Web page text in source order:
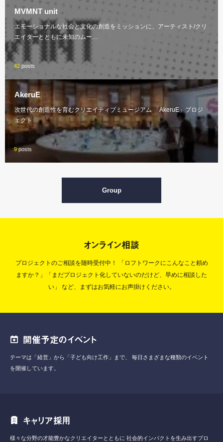
MVMNT unit
エモーショナルな社会と文化の創造をミッションに、アーティスト/クリ
エイターとともに未知のムー…
42 posts
AkeruE
次世代の創造性を育むクリエイティブミュージアム 「AkeruE」プロジ
ェクト
9posts
Group
オンライン相談
プロジェクトのご相談を随時受付中！
「ロフトワークにこんなこと頼め
ますか？」「まだプロジェクト化していないのだけど、早めに相談した
い」
など、まずはお気軽にお声掛けください。
開催予定のイベント
テーマは「経営」から「子ども向け工作」まで、
毎日さまざまな種類のイベント
を開催しています。
キャリア採用
様々な分野の才能豊かなクリエイターとともに 社会的インパクトを生み出すプロ